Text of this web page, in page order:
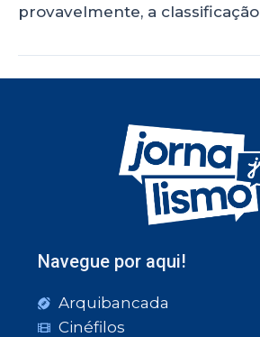
provavelmente, a classificação
Navegue por aqui!
Arquibancada
Cinéfilos